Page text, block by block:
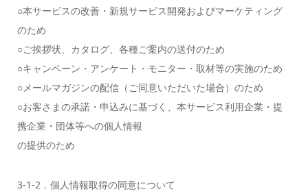
○本サービスの改善・新規サービス開発およびマーケティング
のため
○ご挨拶状、カタログ、各種ご案内の送付のため
○キャンペーン・アンケート・モニター・取材等の実施のため
○メールマガジンの配信（ご同意いただいた場合）のため
○お客さまの承諾・申込みに基づく、本サービス利用企業・提
携企業・団体等への個人情報
の提供のため
3-1-2．個人情報取得の同意について